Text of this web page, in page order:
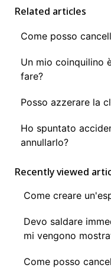
Related articles
Come posso
Un mio coinquilino
fare?
Posso azzerare la
Ho spuntato
annullarlo?
Recently viewed
Come creare
Devo saldare
mi vengono
Come posso